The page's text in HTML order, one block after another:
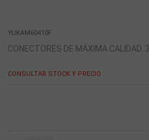
YUKAM60410F
CONECTORES DE MÁXIMA CALIDAD.
CONSULTAR STOCK Y PRECIO